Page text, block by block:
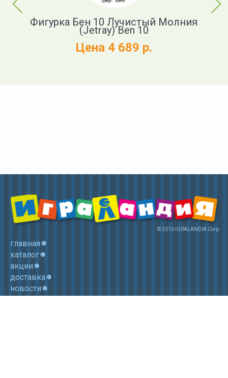
Фигурка Бен 10 Лучистый Молния
(Jetray) Ben 10
Цена 4 689 р.
© 2016 IGRALANDIA Corp.
главная
каталог
акции
доставка
новости